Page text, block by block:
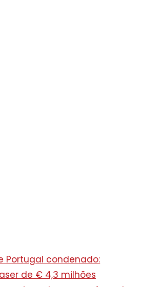
Portugal condenado:
de € 4,3 milhões